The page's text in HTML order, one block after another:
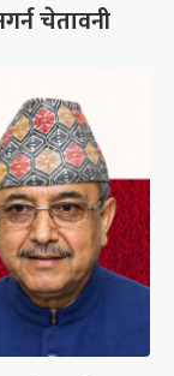
चेतावनी